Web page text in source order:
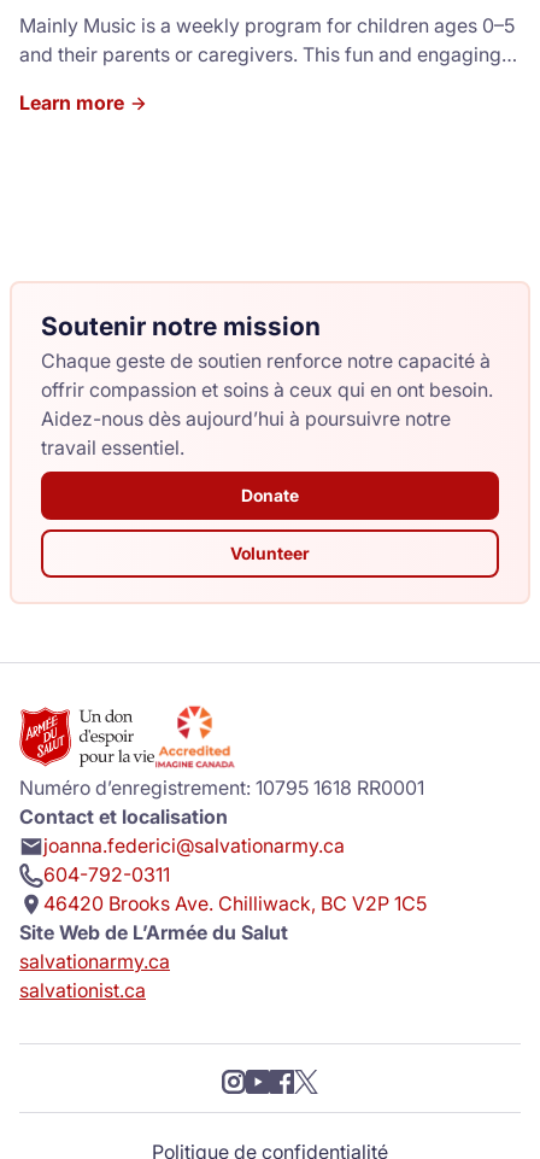
Mainly Music is a weekly program for children ages 0–5
and their parents or caregivers. This fun and engaging
welcoming community setting. When: Every Monday,
Learn more
Soutenir notre mission
Chaque geste de soutien renforce notre capacité à
offrir compassion et soins à ceux qui en ont besoin.
Aidez-nous dès aujourd’hui à poursuivre notre
travail essentiel.
Donate
Volunteer
Numéro d’enregistrement: 10795 1618 RR0001
Contact et localisation
joanna.federici@salvationarmy.ca
604-792-0311
46420 Brooks Ave. Chilliwack, BC V2P 1C5
Site Web de L’Armée du Salut
salvationarmy.ca
salvationist.ca
Politique de confidentialité